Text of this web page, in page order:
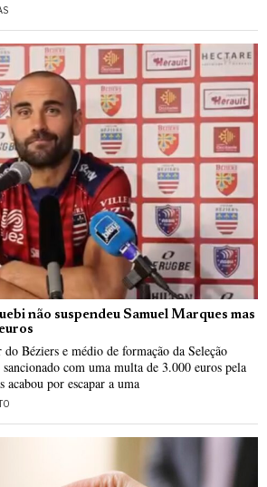
não suspendeu Samuel Marques mas
Béziers e médio de formação da Seleção
com uma multa de 3.000 euros pela
por escapar a uma